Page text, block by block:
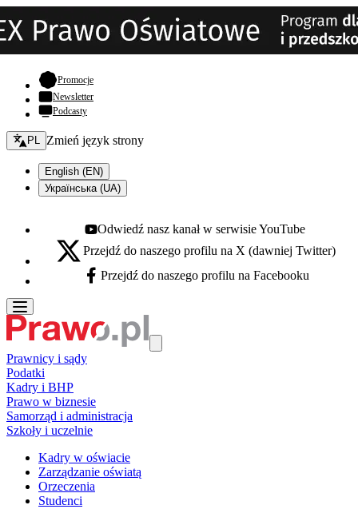
Promocje- otwiera się w nowej karcie
Newsletter
Podcasty
Zmień język - bieżący:
PL Zmień język strony
English (EN)
Українська (UA)
Youtube - otwiera się w nowej karcie
Odwiedź nasz kanał w serwisie YouTube
X - otwiera się w nowej karcie
Przejdź do naszego profilu na X (dawniej Twitter)
Facebook - otwiera się w nowej karcie
Przejdź do naszego profilu na Facebooku
Prawnicy i sądy
Podatki
Kadry i BHP
Prawo w biznesie
Samorząd i administracja
Szkoły i uczelnie
Kadry w oświacie
Zarządzanie oświatą
Orzeczenia
Studenci